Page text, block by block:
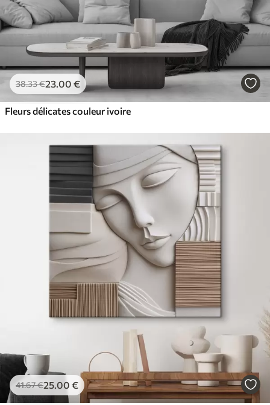
38.33€23.00 €
Fleurs délicates couleur ivoire
41.67€25.00 €